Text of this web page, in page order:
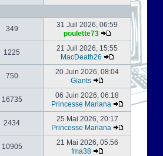
349
31 Juil 2026, 06:59
poulette73
1225
21 Juil 2026, 15:55
MacDeath26
750
20 Juin 2026, 08:04
Giants
16735
06 Juin 2026, 06:18
Princesse Mariana
2434
25 Mai 2026, 20:17
Princesse Mariana
10905
21 Mai 2026, 05:56
fma38